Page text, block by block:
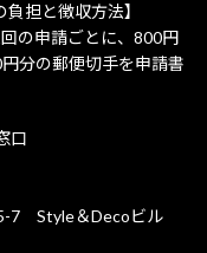
担と徴収方法】
の申請ごとに、800円
分の郵便切手を申請書
口
7 Style＆Decoビル